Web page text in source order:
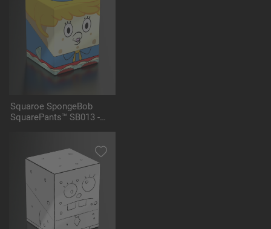
Squaroe SpongeBob
SquarePants™ SB013 -